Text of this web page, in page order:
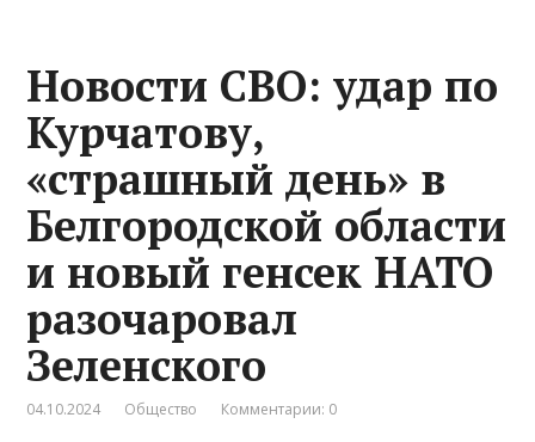
Новости СВО: удар по
Курчатову,
«страшный день» в
Белгородской области
и новый генсек НАТО
разочаровал
Зеленского
04.10.2024 Общество Комментарии: 0